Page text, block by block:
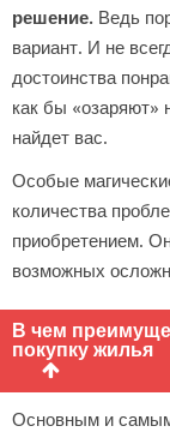
решение. Ведь
вариант. И не
достоинства
как бы «озаряют»
найдет вас.
Особые
количества
приобретением.
возможных
В чем
покупку жилья
Основным и